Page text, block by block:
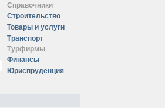
Справочники
Строительство
Товары и услуги
Транспорт
Турфирмы
Финансы
Юриспруденция